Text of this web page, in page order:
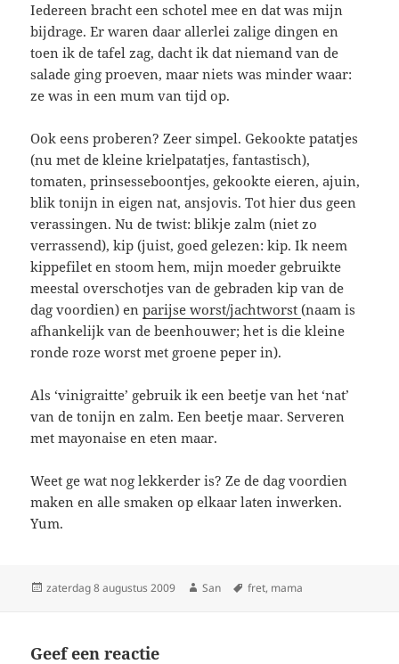
Iedereen bracht een schotel mee en dat was mijn
bijdrage. Er waren daar allerlei zalige dingen en
toen ik de tafel zag, dacht ik dat niemand van de
salade ging proeven, maar niets was minder waar:
ze was in een mum van tijd op.
Ook eens proberen? Zeer simpel. Gekookte patatjes
(nu met de kleine krielpatatjes, fantastisch),
tomaten, prinsesseboontjes, gekookte eieren, ajuin,
blik tonijn in eigen nat, ansjovis. Tot hier dus geen
verassingen. Nu de twist: blikje zalm (niet zo
verrassend), kip (juist, goed gelezen: kip. Ik neem
kippefilet en stoom hem, mijn moeder gebruikte
meestal overschotjes van de gebraden kip van de
dag voordien) enparijse worst/jachtworst(naam is
afhankelijk van de beenhouwer; het is die kleine
ronde roze worst met groene peper in).
Als ‘vinigraitte’ gebruik ik een beetje van het ‘nat’
van de tonijn en zalm. Een beetje maar. Serveren
met mayonaise en eten maar.
Weet ge wat nog lekkerder is? Ze de dag voordien
maken en alle smaken op elkaar laten inwerken.
Yum.
Geplaatst
zaterdag 8 augustus 2009 Auteur
San Tags
fret, mama
Geef een reactie